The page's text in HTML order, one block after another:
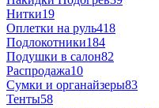
Нитки19
Оплетки на руль418
Подлокотники184
Подушки в салон82
Распродажа10
Сумки и органайзеры83
Тенты58